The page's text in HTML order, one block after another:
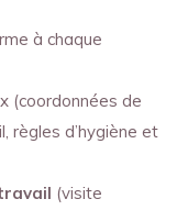
à chaque
(coordonnées de
règles d’hygiène et
(visite